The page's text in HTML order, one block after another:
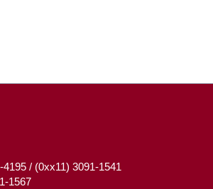
4195 / (0xx11) 3091-1541
1567